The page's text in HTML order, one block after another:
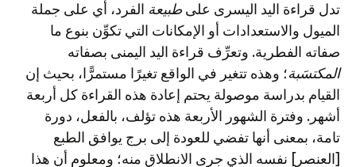
تدل قراءة اليد اليسرى على طبيعة الفرد، أي على جملة
الميول والاستعدادات أو الإمكانات التي تكوِّن بنوع ما
صفاته الفطرية. وتعرِّف قراءة اليد اليمنى بصفاته
المكتسَبة؛ وهذه تتغير في الواقع تغيرًا مستمرًّا، بحيث إن
القيام بدراسة موصولة يحتم إعادة هذه القراءة كل أربعة
أشهر. وفترة الشهور الأربعة هذه تؤلف، بالفعل، دورة
تامة، بمعنى أنها تفضي للعودة إلى برج يوافق الطبع
[العنصر] نفسه الذي جرى الانطلاق منه؛ ومعلوم أن هذا